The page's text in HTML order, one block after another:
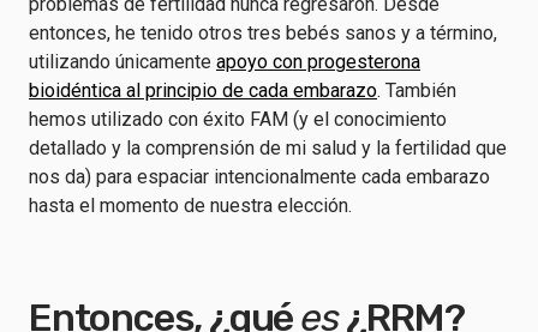
entonces, he tenido otros tres bebés sanos y a término,
utilizando únicamente apoyo con progesterona
bioidéntica al principio de cada embarazo. También
hemos utilizado con éxito FAM (y el conocimiento
detallado y la comprensión de mi salud y la fertilidad que
nos da) para espaciar intencionalmente cada embarazo
hasta el momento de nuestra elección.
Entonces, ¿quées¿RRM?